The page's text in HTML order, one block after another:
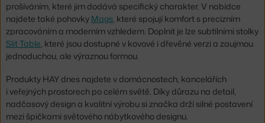
prošíváním, které jim dodává specifický charakter. V nabídce
najdete také pohovky Mags, které spojují komfort s precizním
zpracováním a moderním vzhledem. Doplnit je lze subtilními stolky
Slit Table, které jsou dostupné v kovové i dřevěné verzi a zaujmou
jednoduchou, ale výraznou formou.
Produkty HAY dnes najdete v domácnostech, kancelářích
i veřejných prostorech po celém světě. Díky důrazu na detail,
nadčasový design a kvalitní výrobu si značka drží silné postavení
mezi špičkami světového nábytkového designu.